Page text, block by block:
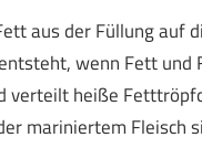
aus der Füllung
wenn Fett
heiße
mariniertem Fleisch